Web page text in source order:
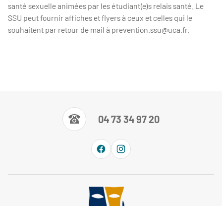
santé sexuelle animées par les étudiant(e)s relais santé. Le
SSU peut fournir affiches et flyers à ceux et celles qui le
souhaitent par retour de mail à prevention.ssu@uca.fr.
04 73 34 97 20